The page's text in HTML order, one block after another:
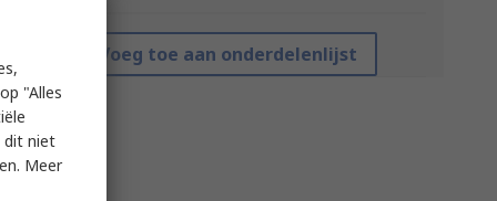
Voeg toe aan onderdelenlijst
"Alles
dit niet
Meer